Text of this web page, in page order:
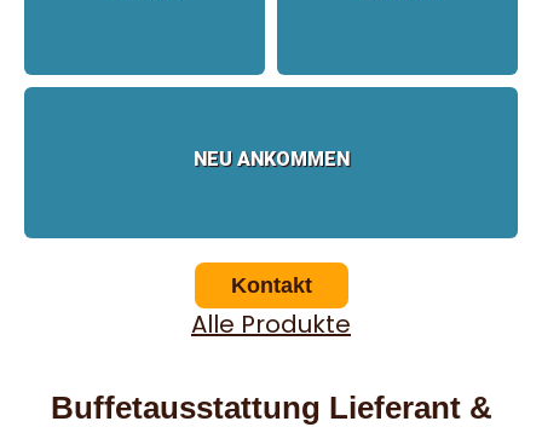
NEU ANKOMMEN
Kontakt
Alle Produkte
Buffetausstattung Lieferant &